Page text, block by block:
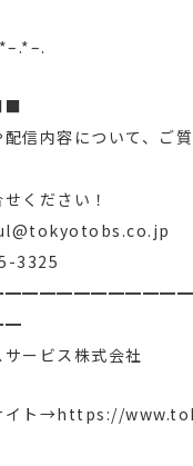
信内容について、ご
ください！
3325
ービス株式会社
イト→https://